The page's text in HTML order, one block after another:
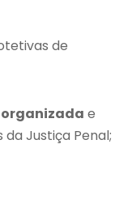
de
e
Justiça Penal;